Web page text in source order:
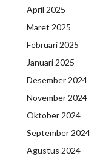
April 2025
Maret 2025
Februari 2025
Januari 2025
Desember 2024
November 2024
Oktober 2024
September 2024
Agustus 2024